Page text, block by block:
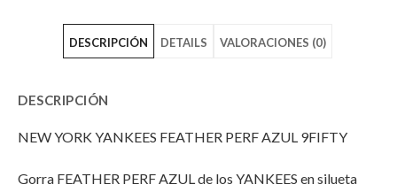
Yankees
9FIFTY"
York
Azul
Yankees
9FIFTY"
DESCRIPCIÓN DETAILS VALORACIONES (0)
DESCRIPCIÓN
NEW YORK YANKEES FEATHER PERF AZUL 9FIFTY
Gorra FEATHER PERF AZUL de los YANKEES en silueta